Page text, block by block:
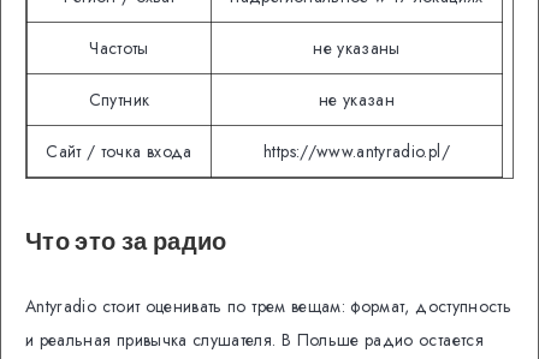
Частоты не указаны
Спутник не указан
Сайт / точка входа https://www.antyradio.pl/
Что это за радио
Antyradio стоит оценивать по трем вещам: формат, доступность
и реальная привычка слушателя. В Польше радио остается